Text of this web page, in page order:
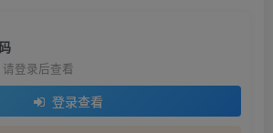
登录后查看
登录查看